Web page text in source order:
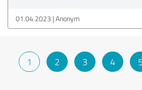
01.04.2023 Anonym
1 2 3 4 5